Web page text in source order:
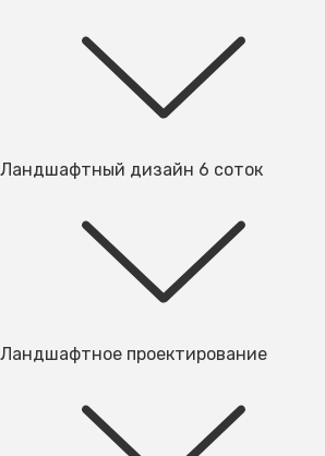
Ландшафтный дизайн 6 соток
Ландшафтное проектирование